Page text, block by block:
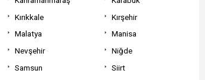
Kırıkkale
Kırşehir
Malatya
Manisa
Nevşehir
Niğde
Samsun
Siirt